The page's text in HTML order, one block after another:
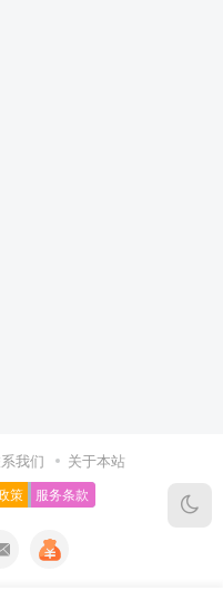
我们 关于本站
策 服务条款